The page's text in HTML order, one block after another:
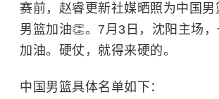
赛前，赵睿更新社媒晒照为中国男
男篮加油👏。7月3日，沈阳主场
加油。硬仗，就得来硬的。
中国男篮具体名单如下：